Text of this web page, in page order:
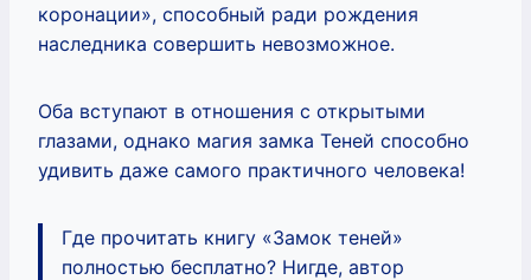
коронации», способный ради рождения
наследника совершить невозможное.
Оба вступают в отношения с открытыми
глазами, однако магия замка Теней способно
удивить даже самого практичного человека!
Где прочитать книгу «Замок теней»
полностью бесплатно? Нигде, автор